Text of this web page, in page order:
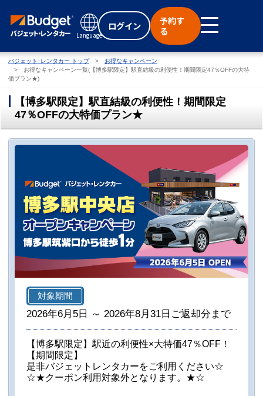
Language
ログイン
予約す
る
バジェット･レンタカー トップ
お得なキャンペーン
お得なキャンペーン一覧(【博多駅限定】駅直結級の利便性！期間限定47％OFFの大特
価プラン★)
【博多駅限定】駅直結級の利便性！期間限定
47％OFFの大特価プラン★
対象期間
2026年6月5日 ～ 2026年8月31日ご返却分まで
【博多駅限定】駅近の利便性×大特価47％OFF！
【期間限定】
是非バジェットレンタカーをご利用ください☆
☆★クーポン利用対象外となります。★☆